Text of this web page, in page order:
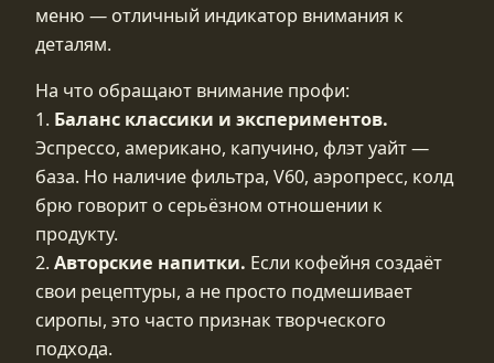
меню — отличный индикатор внимания к
деталям.
На что обращают внимание профи:
1. Баланс классики и экспериментов.
Эспрессо, американо, капучино, флэт уайт —
база. Но наличие фильтра, V60, аэропресс, колд
брю говорит о серьёзном отношении к
продукту.
2. Авторские напитки. Если кофейня создаёт
свои рецептуры, а не просто подмешивает
сиропы, это часто признак творческого
подхода.